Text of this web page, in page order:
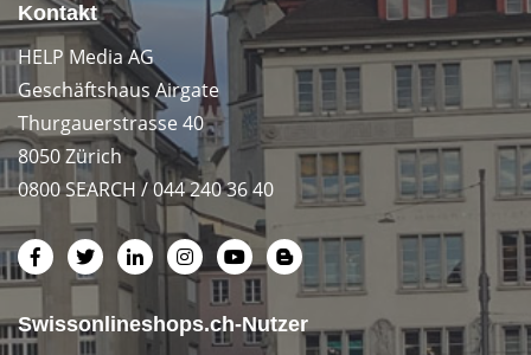
Kontakt
HELP Media AG
Geschäftshaus Airgate
Thurgauerstrasse 40
8050 Zürich
0800 SEARCH / 044 240 36 40
Swissonlineshops.ch-Nutzer